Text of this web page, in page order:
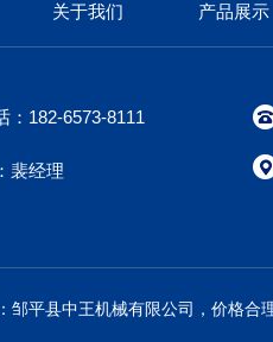
关于我们 产品展示
：182-6573-8111
裴经理
邹平县中王机械有限公司，价格合